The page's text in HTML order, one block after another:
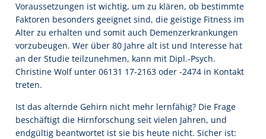
Voraussetzungen ist wichtig, um zu klären, ob bestimmte
Faktoren besonders geeignet sind, die geistige Fitness im
Alter zu erhalten und somit auch Demenzerkrankungen
vorzubeugen. Wer über 80 Jahre alt ist und Interesse hat
an der Studie teilzunehmen, kann mit Dipl.-Psych.
Christine Wolf unter 06131 17-2163 oder -2474 in Kontakt
treten.
Ist das alternde Gehirn nicht mehr lernfähig? Die Frage
beschäftigt die Hirnforschung seit vielen Jahren, und
endgültig beantwortet ist sie bis heute nicht. Sicher ist: